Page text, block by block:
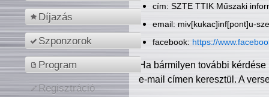
Díjazás
Szponzorok
Program
Regisztráció
cím: SZTE TTIK Műszaki
email: miv[kukac]inf[pont]u-
facebook: https://
Ha bármilyen további
e-mail címen keresztül. A